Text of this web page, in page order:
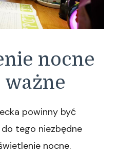
nocne
ważne
powinny być
tego niezbędne
nocne.